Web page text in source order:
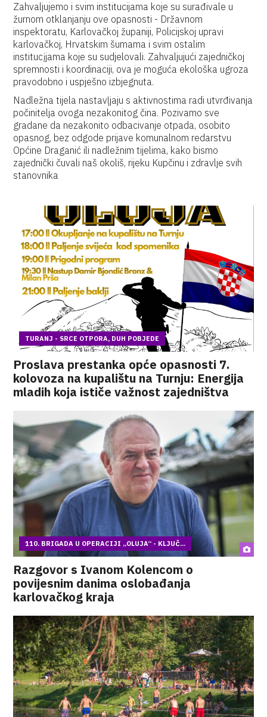
Zahvaljujemo i svim institucijama koje su surađivale u
žurnom otklanjanju ove opasnosti - Državnom
inspektoratu, Karlovačkoj županiji, Policijskoj upravi
karlovačkoj, Hrvatskim šumama i svim ostalim
institucįjama koje su sudjelovali. Zahvaljujući zajedničkoj
spremnosti i koordinaciji, ova je moguća ekološka ugroza
pravodobno i uspješno izbjegnuta.
Nadležna tijela nastavļjaju s aktivnostima radi utvrđivanja
počinitelja ovoga nezakonitog čina. Pozivamo sve
gradane da nezakonito odbacivanje otpada, osobito
opasnog, bez odgode prijave komunalnom redarstvu
Općine Draganić ili nadležnim tijelima, kako bismo
zajednički čuvali naš okoliš, rijeku Kupčinu i zdravlje svih
stanovnika
TURANJ - SRCE OTPORA, DUH POBJEDE
Proslava prestanka opće opasnosti 7.
kolovoza na kupalištu na Turnju: Energija
mladih koja ističe važnost zajedništva
110. BRIGADA U OPERACIJI „OLUJA“ - KLJUČ...
Razgovor s Ivanom Kolencom o
povijesnim danima oslobađanja
karlovačkog kraja